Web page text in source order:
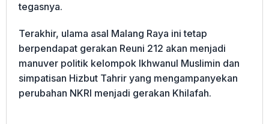
tegasnya.
Terakhir, ulama asal Malang Raya ini tetap
berpendapat gerakan Reuni 212 akan menjadi
manuver politik kelompok Ikhwanul Muslimin dan
simpatisan Hizbut Tahrir yang mengampanyekan
perubahan NKRI menjadi gerakan Khilafah.